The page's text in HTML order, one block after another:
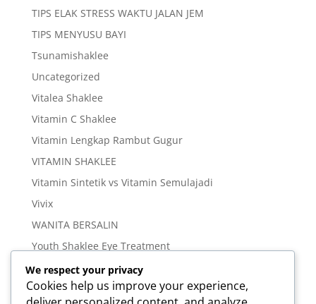
TIPS ELAK STRESS WAKTU JALAN JEM
TIPS MENYUSU BAYI
Tsunamishaklee
Uncategorized
Vitalea Shaklee
Vitamin C Shaklee
Vitamin Lengkap Rambut Gugur
VITAMIN SHAKLEE
Vitamin Sintetik vs Vitamin Semulajadi
Vivix
WANITA BERSALIN
Youth Shaklee Eye Treatment
YOUTH SKIN CARE SERIES
We respect your privacy
Cookies help us improve your experience,